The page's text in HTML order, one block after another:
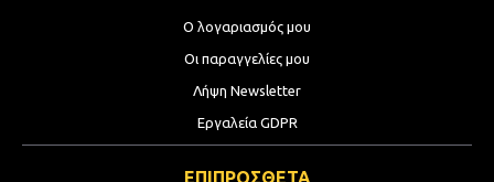
Ο λογαριασμός μου
Οι παραγγελίες μου
Λήψη Newsletter
Εργαλεία GDPR
ΕΠΙΠΡΟΣΘΕΤΑ